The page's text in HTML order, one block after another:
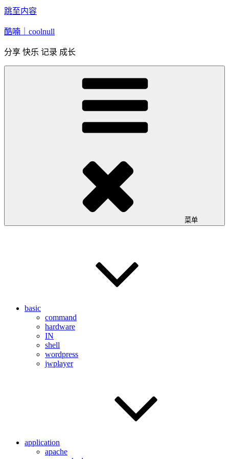
跳至内容
酷喃｜coolnull
分享 快乐 记录 成长
菜单
basic
command
hardware
IN
shell
wordpress
jwplayer
application
apache